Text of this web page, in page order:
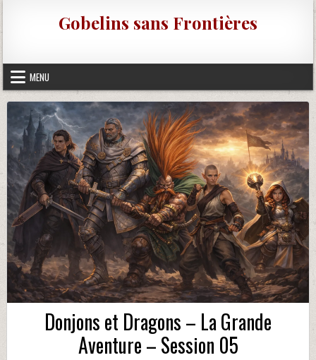
Gobelins sans Frontières
MENU
Donjons et Dragons – La Grande
Aventure – Session 05